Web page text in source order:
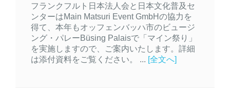
フランクフルト日本法人会と日本文化普及セ
ンターはMain Matsuri Event GmbHの協力を
得て、本年もオッフェンバッハ市のビュージ
ング・パレーBüsing Palaisで「マイン祭り」
を実施しますので、ご案内いたします。詳細
は添付資料をご覧ください。 ... [全文へ]